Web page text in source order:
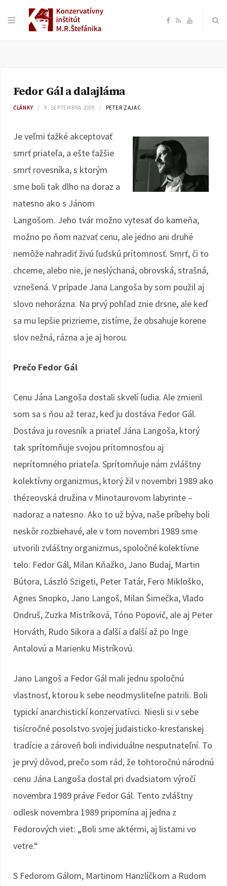
F
o
o
R Y
Fedor Gál a dalajláma
ČLÁNKY 9. SEPTEMBRA 2009 PETER ZAJAC
Je veľmi ťažké akceptovať
smrť priateľa, a ešte ťažšie
smrť rovesníka, s ktorým
sme boli tak dlho na doraz a
natesno ako s Jánom
Langošom. Jeho tvár možno vytesať do kameňa,
možno po ňom nazvať cenu, ale jedno ani druhé
nemôže nahradiť živú ľudskú prítomnosť. Smrť, či to
chceme, alebo nie, je neslýchaná, obrovská, strašná,
vznešená. V prípade Jana Langoša by som použil aj
slovo nehorázna. Na prvý pohľad znie drsne, ale keď
sa mu lepšie prizrieme, zistíme, že obsahuje korene
slov nežná, rázna a je aj horou.
Prečo Fedor Gál
Cenu Jána Langoša dostali skvelí ľudia. Ale zmieril
som sa s ňou až teraz, keď ju dostáva Fedor Gál.
Dostáva ju rovesník a priateľ Jána Langoša, ktorý
tak sprítomňuje svojou prítomnosťou aj
neprítomného priateľa. Sprítomňuje nám zvláštny
kolektívny organizmus, ktorý žil v novembri 1989 ako
thézeovská družina v Minotaurovom labyrinte –
nadoraz a natesno. Ako to už býva, naše príbehy boli
neskôr rozbiehavé, ale v tom novembri 1989 sme
utvorili zvláštny organizmus, spoločné kolektívne
telo: Fedor Gál, Milan Kňažko, Jano Budaj, Martin
Bútora, László Szigeti, Peter Tatár, Fero Mikloško,
Agnes Snopko, Jano Langoš, Milan Šimečka, Vlado
Ondruš, Zuzka Mistríková, Tóno Popovič, ale aj Peter
Horváth, Rudo Sikora a ďalší a ďalší až po Inge
Antalovú a Marienku Mistríkovú.
Jano Langoš a Fedor Gál mali jednu spoločnú
vlastnosť, ktorou k sebe neodmysliteľne patrili. Boli
typickí anarchistickí konzervatívci. Niesli si v sebe
tisícročné posolstvo svojej judaisticko-kresťanskej
tradície a zároveň boli individuálne nesputnateľní. To
je prvý dôvod, prečo som rád, že tohtoročnú národnú
cenu Jána Langoša dostal pri dvadsiatom výročí
novembra 1989 práve Fedor Gál. Tento zvláštny
odlesk novembra 1989 pripomína aj jedna z
Fedorových viet: „Boli sme aktérmi, aj listami vo
vetre.“
S Fedorom Gálom, Martinom Hanzlíčkom a Rudom